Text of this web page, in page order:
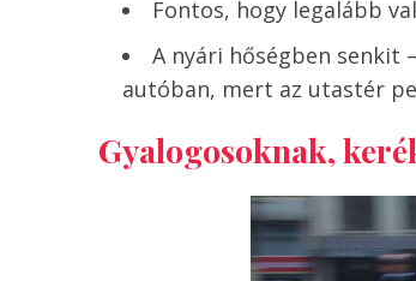
Fontos, hogy legalább
A nyári hőségben senkit
autóban, mert az utastér
Gyalogosoknak,